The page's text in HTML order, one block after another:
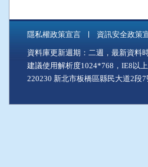
隱私權政策宣言 資訊安全政策
資料庫更新週期：二週，最新資料
建議使用解析度1024*768，IE8以
220230 新北市板橋區縣民大道2段